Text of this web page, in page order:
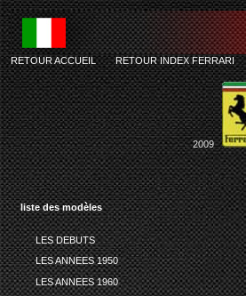
liste des modèles
LES DEBUTS
LES ANNEES 1950
LES ANNEES 1960
RETOUR ACCUEIL-RETOUR INDEX FERRARI
2009